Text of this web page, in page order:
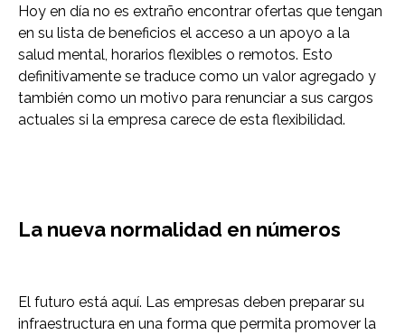
Hoy en día no es extraño encontrar ofertas que tengan
en su lista de beneficios el acceso a un apoyo a la
salud mental, horarios flexibles o remotos. Esto
definitivamente se traduce como un valor agregado y
también como un motivo para renunciar a sus cargos
actuales si la empresa carece de esta flexibilidad.
La nueva normalidad en números
El futuro está aquí. Las empresas deben preparar su
infraestructura en una forma que permita promover la